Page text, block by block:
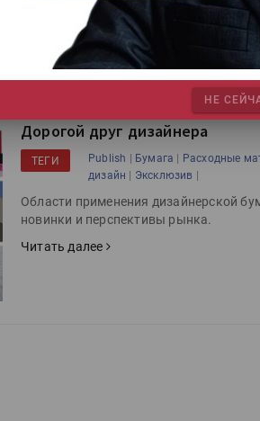
Дорогой друг дизайнера
ТЕГИ Publish | Бумага | Расходные
дизайн | Эксклюзив |
Области применения дизайнерской
новинки и перспективы рынка.
Читать далее
НЕ